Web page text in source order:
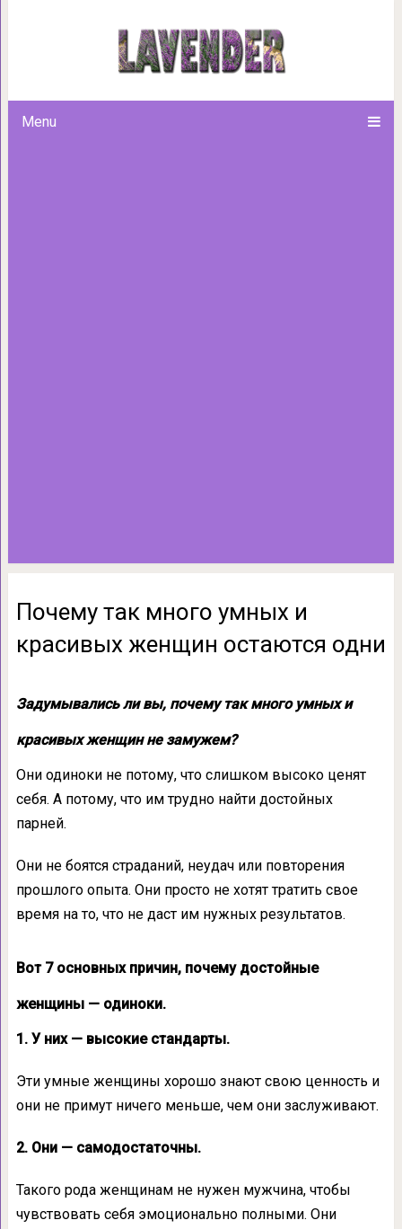
Menu
Почему так много умных и
Почему так много умных и
красивых женщин остаются одни
Задумывались ли вы, почему так много умных и
красивых женщин не замужем?
Они одиноки не потому, что слишком высоко ценят
себя. А потому, что им трудно найти достойных
парней.
Они не боятся страданий, неудач или повторения
прошлого опыта. Они просто не хотят тратить свое
время на то, что не даст им нужных результатов.
Вот 7 основных причин, почему достойные
женщины — одиноки.
1. У них — высокие стандарты.
Эти умные женщины хорошо знают свою ценность и
они не примут ничего меньше, чем они заслуживают.
2. Они — самодостаточны.
Такого рода женщинам не нужен мужчина, чтобы
чувствовать себя эмоционально полными. Они